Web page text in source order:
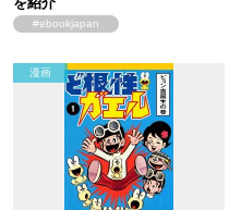
#ebookjapan
漫画